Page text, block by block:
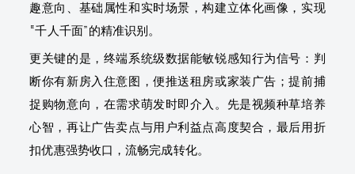
趣意向、基础属性和实时场景，构建立体化画像，实现
“千人千面”的精准识别。
更关键的是，终端系统级数据能敏锐感知行为信号：判
断你有新房入住意图，便推送租房或家装广告；提前捕
捉购物意向，在需求萌发时即介入。先是视频种草培养
心智，再让广告卖点与用户利益点高度契合，最后用折
扣优惠强势收口，流畅完成转化。